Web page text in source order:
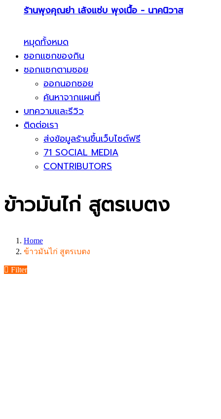
ร้านพุงคุณย่า เล้งแซ่บ พุงเนื้อ - นาคนิวาส
หมุดทั้งหมด
ซอกแซกของกิน
ซอกแซกตามซอย
ออกนอกซอย
ค้นหาจากแผนที่
บทความและรีวิว
ติดต่อเรา
ส่งข้อมูลร้านขึ้นเว็บไซต์ฟรี
71 SOCIAL MEDIA
CONTRIBUTORS
ข้าวมันไก่ สูตรเบตง
Home
ข้าวมันไก่ สูตรเบตง
Filter